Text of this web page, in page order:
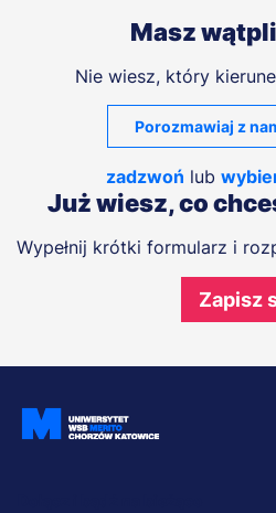
Masz
Nie wiesz, który
Porozmawiaj z
zadzwoń lub
Już wiesz, co
Wypełnij krótki formularz i
Zapisz